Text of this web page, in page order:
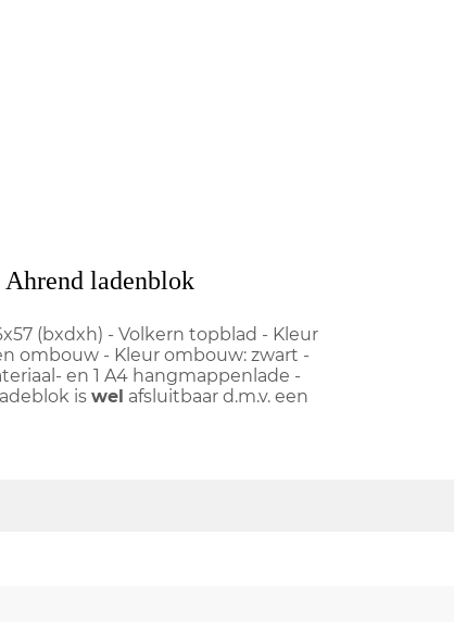
ladenblok
(bxdxh) - Volkern topblad - Kleur
ombouw - Kleur ombouw: zwart -
en 1 A4 hangmappenlade -
is wel afsluitbaar d.m.v. een